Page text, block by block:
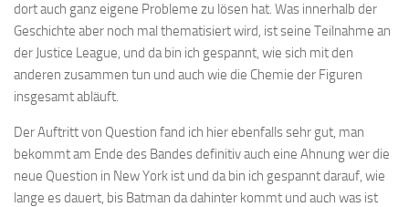
dort auch ganz eigene Probleme zu lösen hat. Was innerhalb der
Geschichte aber noch mal thematisiert wird, ist seine Teilnahme an
der Justice League, und da bin ich gespannt, wie sich mit den
anderen zusammen tun und auch wie die Chemie der Figuren
insgesamt abläuft.
Der Auftritt von Question fand ich hier ebenfalls sehr gut, man
bekommt am Ende des Bandes definitiv auch eine Ahnung wer die
neue Question in New York ist und da bin ich gespannt darauf, wie
lange es dauert, bis Batman da dahinter kommt und auch was ist